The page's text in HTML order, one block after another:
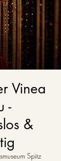
Vinea
-
&
Spitz